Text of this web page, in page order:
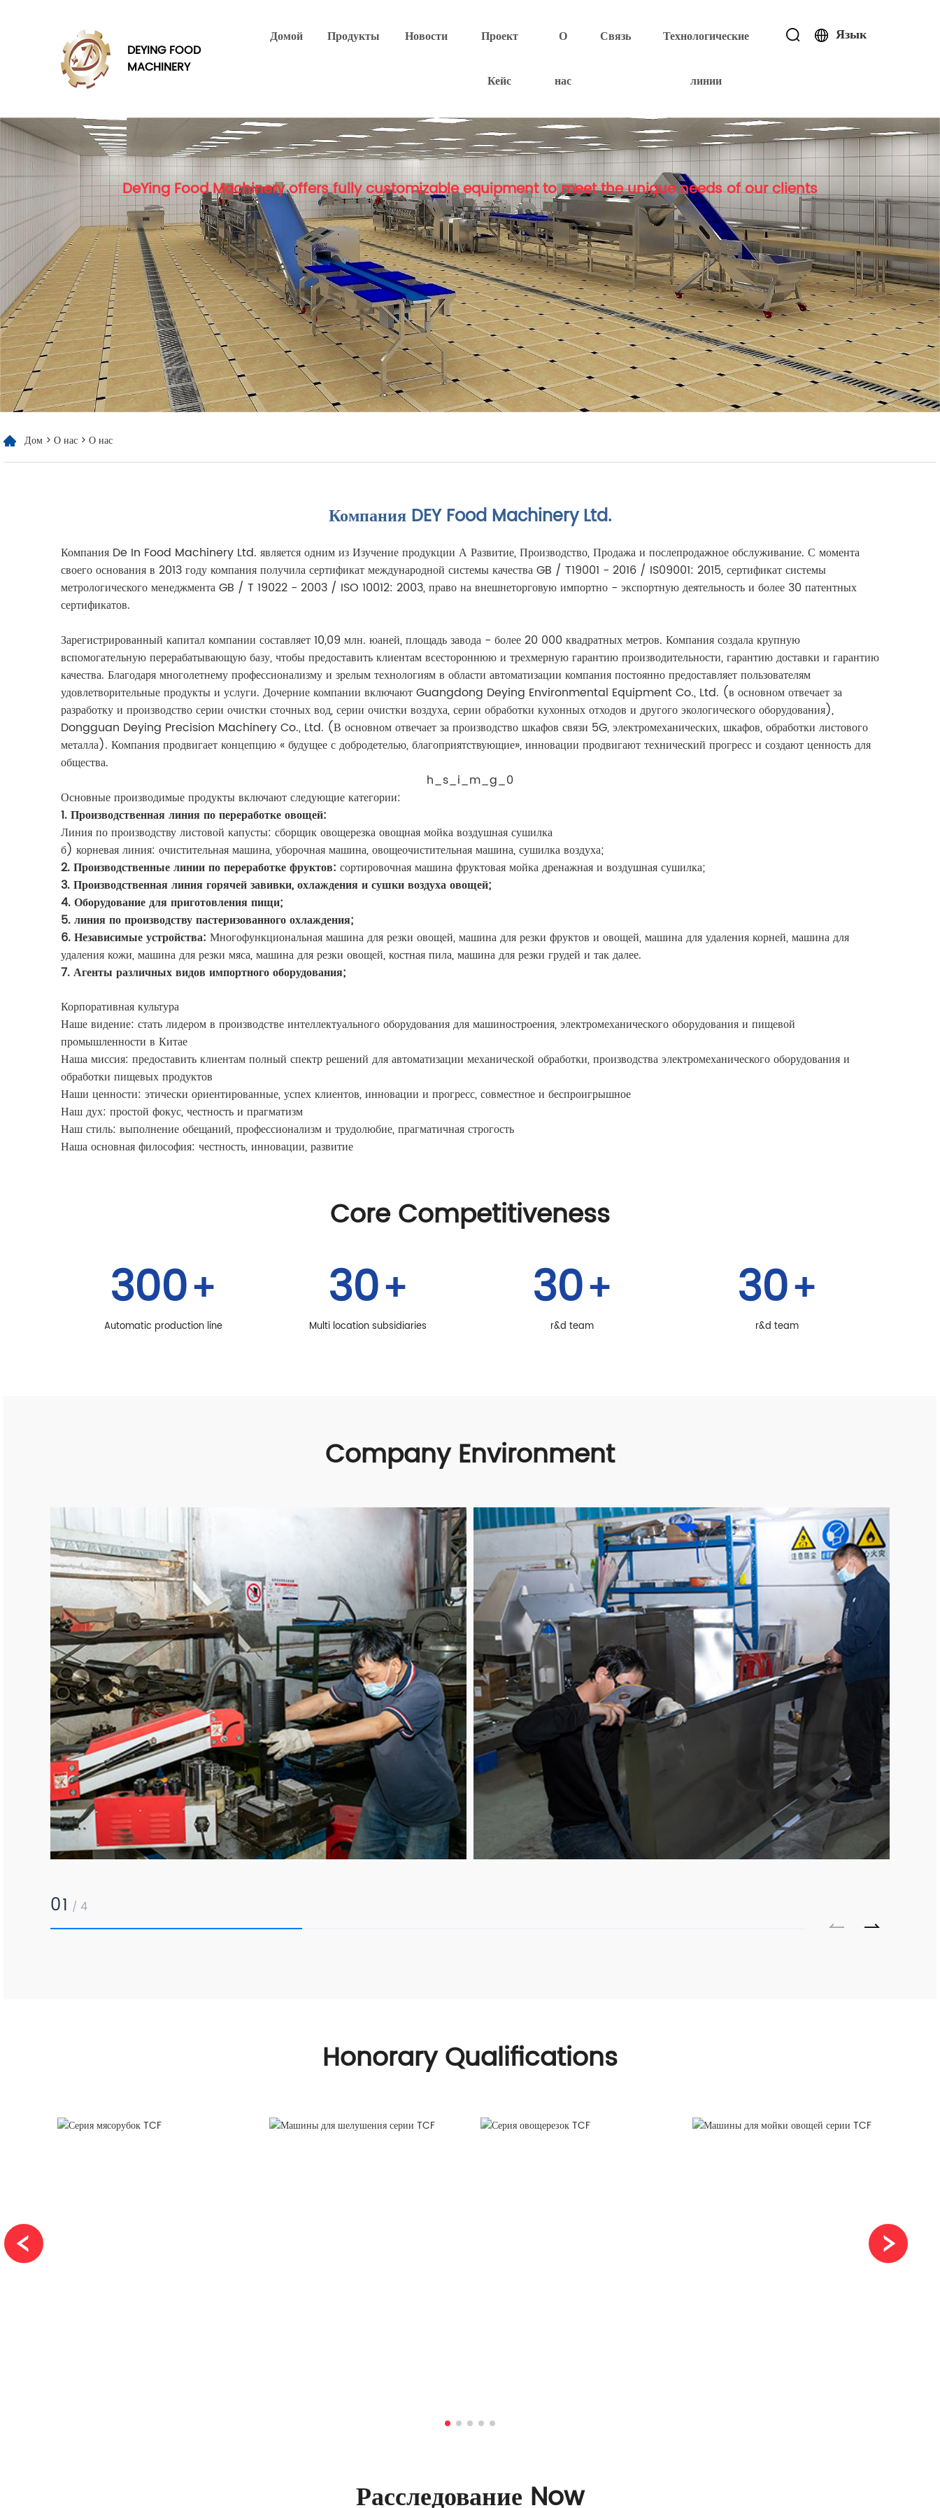
DEYING FOOD
MACHINERY
Домой Продукты Новости Проект
Кейс
О
нас
Связь Технологические
линии
Язык
DeYing Food Machinery offers fully customizable equipment to meet the unique needs of our clients
Дом > О нас > О нас
Компания DEY Food Machinery Ltd.
Компания De In Food Machinery Ltd. является одним изИзучение продукции АРазвитие,Производство,Продажа и послепродажное обслуживание. С момента
своего основания в 2013 году компания получила сертификат международной системы качества GB / T19001 - 2016 / IS09001: 2015, сертификат системы
метрологического менеджмента GB / T 19022 - 2003 / ISO 10012: 2003, право на внешнеторговую импортно - экспортную деятельность и более 30 патентных
сертификатов.
Зарегистрированный капитал компании составляет 10,09 млн. юаней, площадь завода - более 20 000 квадратных метров. Компания создала крупную
вспомогательную перерабатывающую базу, чтобы предоставить клиентам всестороннюю и трехмерную гарантию производительности, гарантию доставки и гарантию
качества. Благодаря многолетнему профессионализму и зрелым технологиям в области автоматизации компания постоянно предоставляет пользователям
удовлетворительные продукты и услуги. Дочерние компании включают Guangdong Deying Environmental Equipment Co., Ltd. (в основном отвечает за
разработку и производство серии очистки сточных вод, серии очистки воздуха, серии обработки кухонных отходов и другого экологического оборудования),
Dongguan Deying Precision Machinery Co., Ltd. (В основном отвечает за производство шкафов связи 5G, электромеханических, шкафов, обработки листового
металла). Компания продвигает концепцию « будущее с добродетелью, благоприятствующие», инновации продвигают технический прогресс и создают ценность для
общества.
h_s_i_m_g_0
Основные производимые продукты включают следующие категории:
1. Производственная линия по переработке овощей:
Линия по производству листовой капусты: сборщик овощерезка овощная мойка воздушная сушилка
б) корневая линия: очистительная машина, уборочная машина, овощеочистительная машина, сушилка воздуха;
2. Производственные линии по переработке фруктов: сортировочная машина фруктовая мойка дренажная и воздушная сушилка;
3. Производственная линия горячей завивки, охлаждения и сушки воздуха овощей;
4. Оборудование для приготовления пищи;
5. линия по производству пастеризованного охлаждения;
6. Независимые устройства: Многофункциональная машина для резки овощей, машина для резки фруктов и овощей, машина для удаления корней, машина для
удаления кожи, машина для резки мяса, машина для резки овощей, костная пила, машина для резки грудей и так далее.
7. Агенты различных видов импортного оборудования;
Корпоративная культура
Наше видение: стать лидером в производстве интеллектуального оборудования для машиностроения, электромеханического оборудования и пищевой
промышленности в Китае
Наша миссия: предоставить клиентам полный спектр решений для автоматизации механической обработки, производства электромеханического оборудования и
обработки пищевых продуктов
Наши ценности: этически ориентированные, успех клиентов, инновации и прогресс, совместное и беспроигрышное
Наш дух: простой фокус, честность и прагматизм
Наш стиль: выполнение обещаний, профессионализм и трудолюбие, прагматичная строгость
Наша основная философия: честность, инновации, развитие
Core Competitiveness
300+
Automatic production line
30+
Multi location subsidiaries
30+
r&d team
30+
r&d team
Company Environment
01 / 4
Honorary Qualifications
Расследование Now